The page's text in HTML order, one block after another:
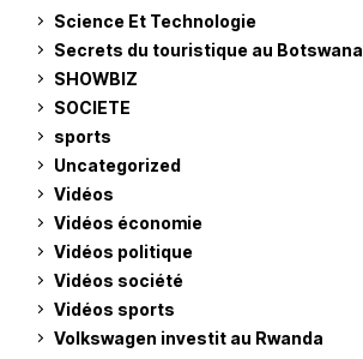
Science Et Technologie
Secrets du touristique au Botswana
SHOWBIZ
SOCIETE
sports
Uncategorized
Vidéos
Vidéos économie
Vidéos politique
Vidéos société
Vidéos sports
Volkswagen investit au Rwanda